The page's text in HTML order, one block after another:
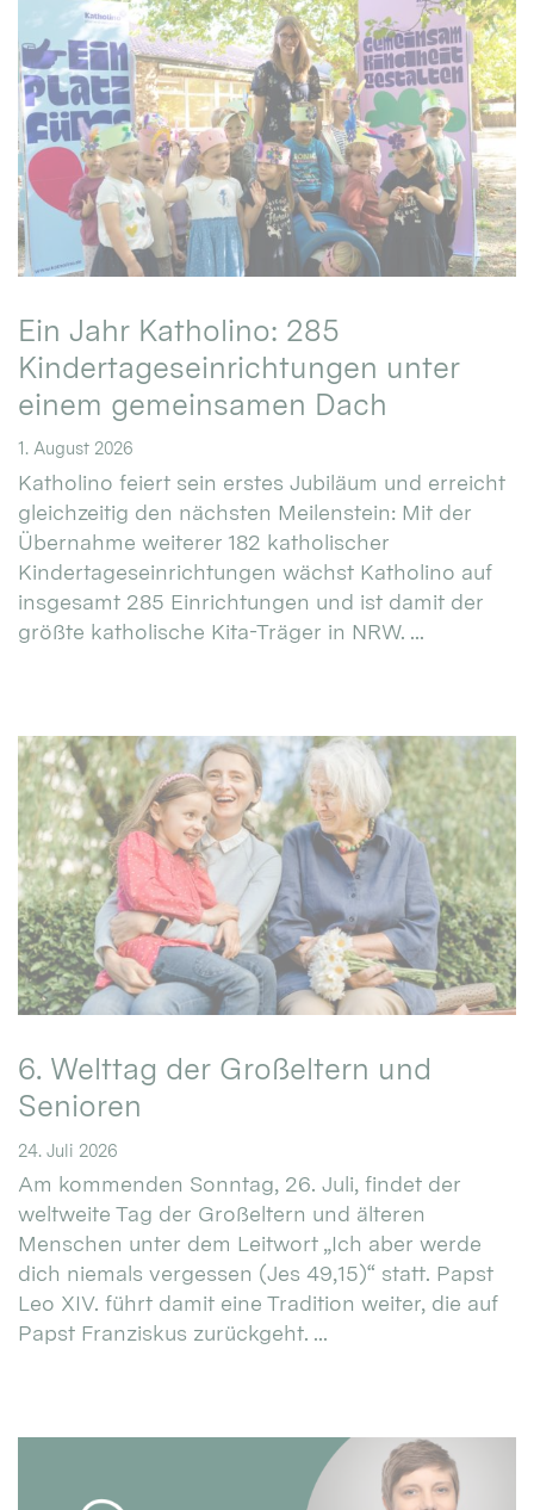
Ein Jahr Katholino: 285
Kindertageseinrichtungen unter
einem gemeinsamen Dach
1. August 2026
Katholino feiert sein erstes Jubiläum und erreicht
gleichzeitig den nächsten Meilenstein: Mit der
Übernahme weiterer 182 katholischer
Kindertageseinrichtungen wächst Katholino auf
insgesamt 285 Einrichtungen und ist damit der
größte katholische Kita-Träger in NRW. ...
6. Welttag der Großeltern und
Senioren
24. Juli 2026
Am kommenden Sonntag, 26. Juli, findet der
weltweite Tag der Großeltern und älteren
Menschen unter dem Leitwort „Ich aber werde
dich niemals vergessen (Jes 49,15)“ statt. Papst
Leo XIV. führt damit eine Tradition weiter, die auf
Papst Franziskus zurückgeht. ...